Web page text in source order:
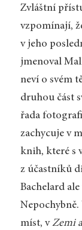
Zvláštní
vzpomínají,
v jeho
jmenoval
neví o svém
druhou část
řada
zachycuje v
knih, které s
z účastníků
Bachelard
míst, vZemi